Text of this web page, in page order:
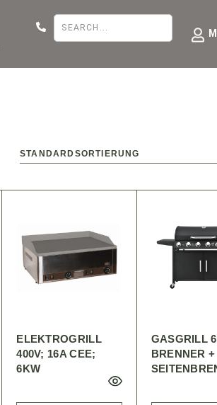
ELEKTROGRILL
400V; 16A CEE;
6KW
GASGRILL 6
BRENNER +